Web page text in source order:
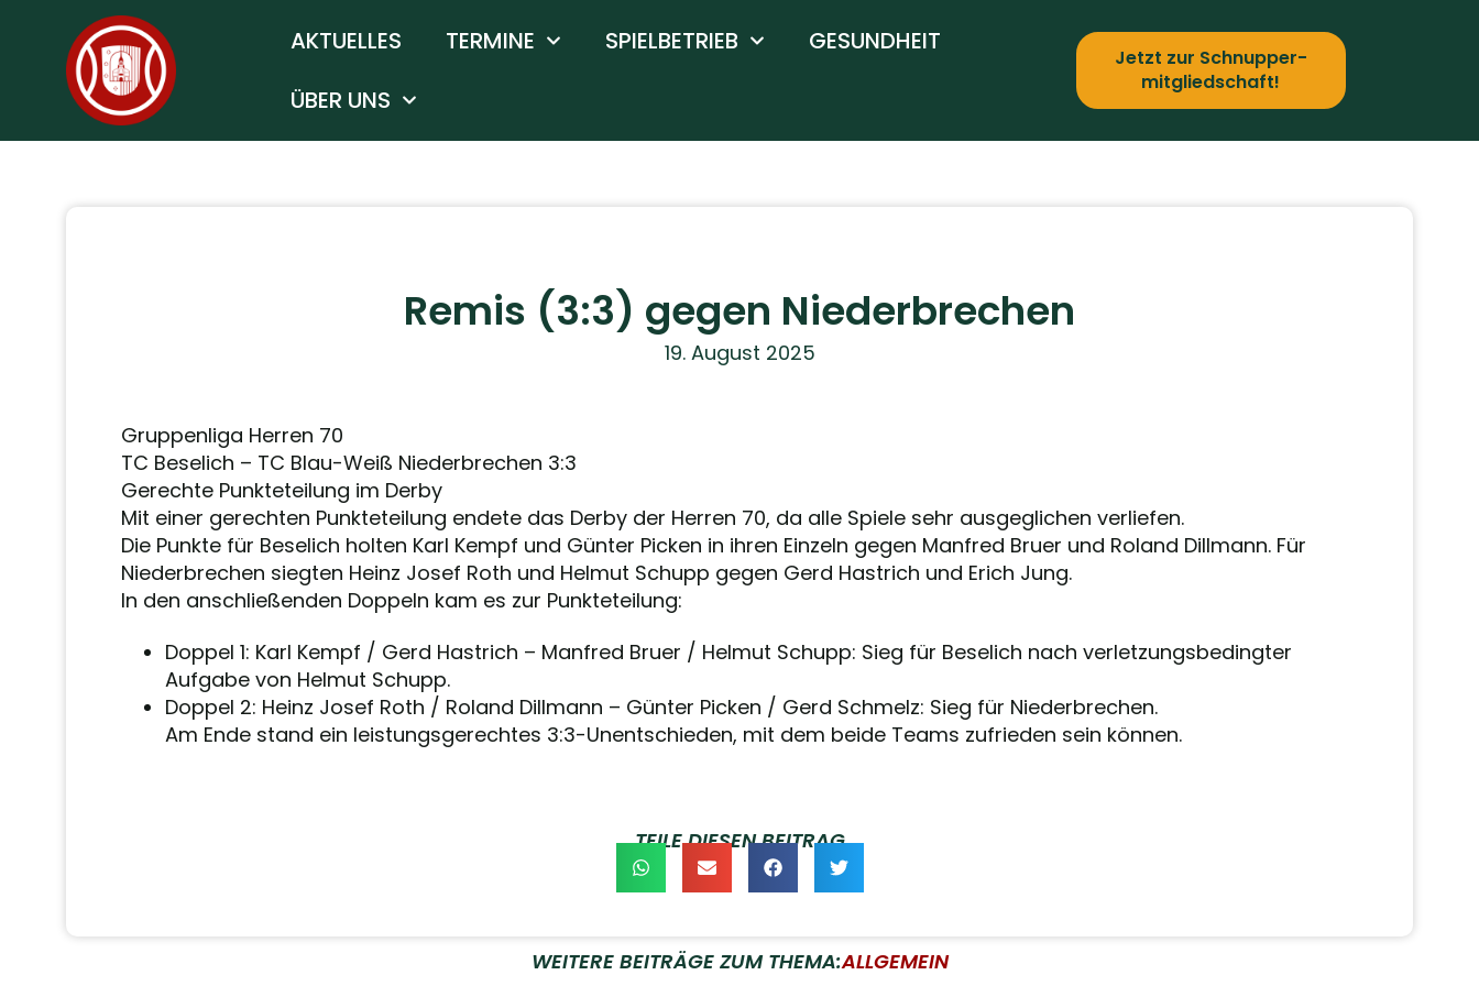
AKTUELLES TERMINE SPIELBETRIEB
GESUNDHEIT
ÜBER UNS
Jetzt zur Schnupper­
mitgliedschaft!
Remis (3:3) gegen Niederbrechen
19. August 2025
Gruppenliga Herren 70
TC Beselich – TC Blau-Weiß Niederbrechen 3:3
Gerechte Punkteteilung im Derby
Mit einer gerechten Punkteteilung endete das Derby der Herren 70, da alle Spiele sehr ausgeglichen verliefen.
Die Punkte für Beselich holten Karl Kempf und Günter Picken in ihren Einzeln gegen Manfred Bruer und Roland Dillmann. Für
Niederbrechen siegten Heinz Josef Roth und Helmut Schupp gegen Gerd Hastrich und Erich Jung.
In den anschließenden Doppeln kam es zur Punkteteilung:
Doppel 1: Karl Kempf / Gerd Hastrich – Manfred Bruer / Helmut Schupp: Sieg für Beselich nach verletzungsbedingter
Aufgabe von Helmut Schupp.
Doppel 2: Heinz Josef Roth / Roland Dillmann – Günter Picken / Gerd Schmelz: Sieg für Niederbrechen.
Am Ende stand ein leistungsgerechtes 3:3-Unentschieden, mit dem beide Teams zufrieden sein können.
TEILE DIESEN BEITRAG
WEITERE BEITRÄGE ZUM THEMA:ALLGEMEIN